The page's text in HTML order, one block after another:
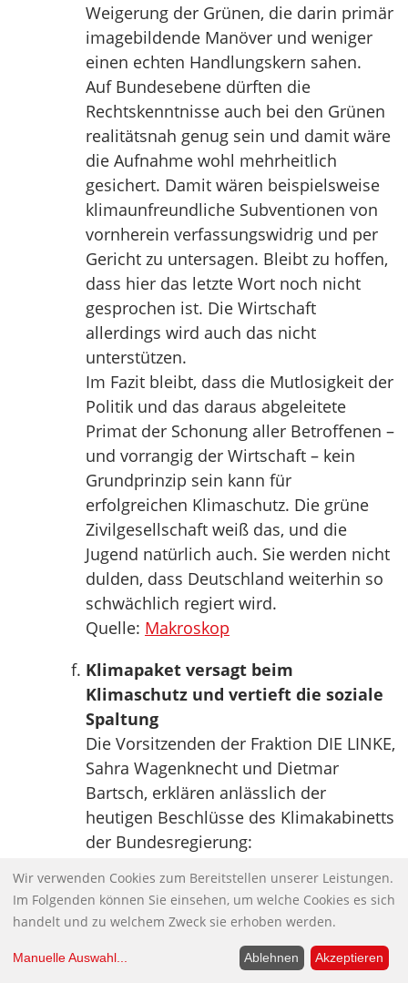
Weigerung der Grünen, die darin primär
imagebildende Manöver und weniger
einen echten Handlungskern sahen.
Auf Bundesebene dürften die
Rechtskenntnisse auch bei den Grünen
realitätsnah genug sein und damit wäre
die Aufnahme wohl mehrheitlich
gesichert. Damit wären beispielsweise
klimaunfreundliche Subventionen von
vornherein verfassungswidrig und per
Gericht zu untersagen. Bleibt zu hoffen,
dass hier das letzte Wort noch nicht
gesprochen ist. Die Wirtschaft
allerdings wird auch das nicht
unterstützen.
Im Fazit bleibt, dass die Mutlosigkeit der
Politik und das daraus abgeleitete
Primat der Schonung aller Betroffenen –
und vorrangig der Wirtschaft – kein
Grundprinzip sein kann für
erfolgreichen Klimaschutz. Die grüne
Zivilgesellschaft weiß das, und die
Jugend natürlich auch. Sie werden nicht
dulden, dass Deutschland weiterhin so
schwächlich regiert wird.
Quelle: Makroskop
Klimapaket versagt beim
Klimaschutz und vertieft die soziale
Spaltung
Die Vorsitzenden der Fraktion DIE LINKE,
Sahra Wagenknecht und Dietmar
Bartsch, erklären anlässlich der
heutigen Beschlüsse des Klimakabinetts
der Bundesregierung:
vorgestellte Klimapaket ist unsozial und
ineffektiv. Es belastet vor allem kleine
und mittlere Einkommen. Es schont
Reiche und Konzerne. Es setzt auf
Wir verwenden Cookies zum Bereitstellen unserer Leistungen.
Im Folgenden können Sie einsehen, um welche Cookies es sich
handelt und zu welchem Zweck sie erhoben werden.
Manuelle Auswahl... Ablehnen Akzeptieren